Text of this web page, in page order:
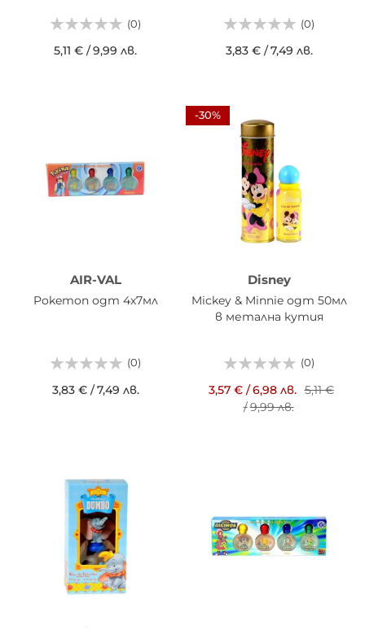
(0)
5,11 € /9,99 лв.
(0)
3,83 € /7,49 лв.
AIR-VAL
Pokemon одт 4х7мл
(0)
3,83 €/7,49 лв.
-30%
Disney
Mickey & Minnie одт 50мл
в метална кутия
(0)
3,57 €/6,98 лв. 5,11 €
/9,99 лв.